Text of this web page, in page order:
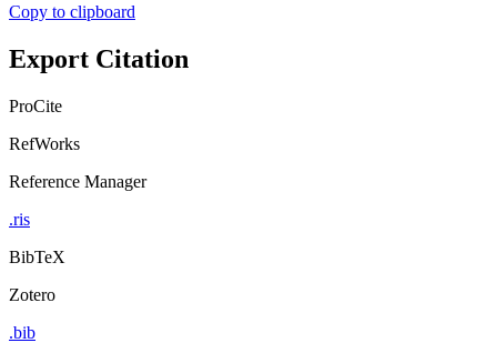
Copy to clipboard
Export Citation
ProCite
RefWorks
Reference Manager
.ris
BibTeX
Zotero
.bib